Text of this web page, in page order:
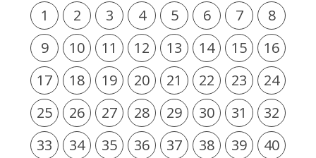
1 2 3 4 5 6 7
8
9
10 11 12 13 14 15
16
17
18 19 20 21 22 23
24
25
26 27 28 29 30 31
32
33
34 35 36 37 38 39
40